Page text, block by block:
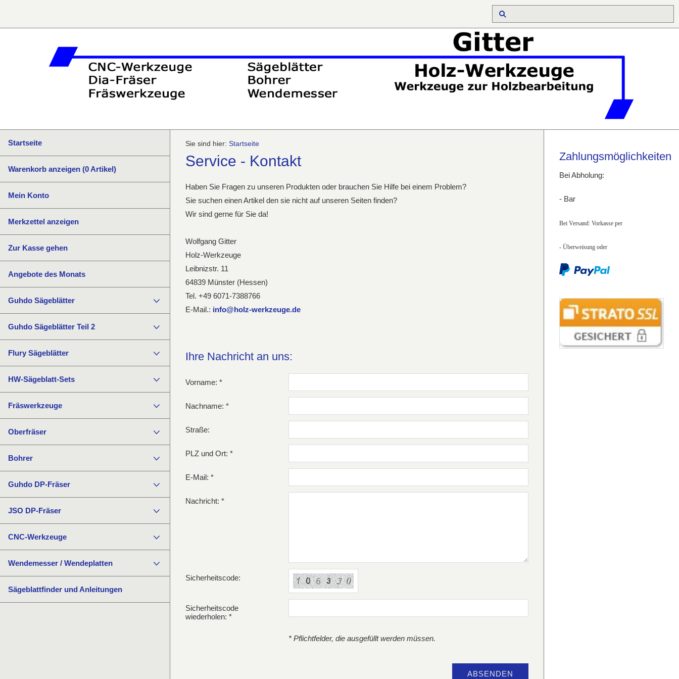
Startseite
Warenkorb anzeigen (0Artikel)
Mein Konto
Merkzettel anzeigen
Zur Kasse gehen
Angebote des Monats
Guhdo Sägeblätter
Guhdo Sägeblätter Teil 2
Flury Sägeblätter
HW-Sägeblatt-Sets
Fräswerkzeuge
Oberfräser
Bohrer
Guhdo DP-Fräser
JSO DP-Fräser
CNC-Werkzeuge
Wendemesser / Wendeplatten
Sägeblattfinder und Anleitungen
Sie sind hier: Startseite
Service - Kontakt
Haben Sie Fragen zu unseren Produkten oder brauchen Sie Hilfe bei einem Problem?
Sie suchen einen Artikel den sie nicht auf unseren Seiten finden?
Wir sind gerne für Sie da!
Wolfgang Gitter
Holz-Werkzeuge
Leibnizstr. 11
64839 Münster (Hessen)
Tel. +49 6071-7388766
E-Mail.: info@holz-werkzeuge.de
Ihre Nachricht an uns:
Vorname: *
Nachname: *
Straße:
PLZ und Ort: *
E-Mail: *
Nachricht: *
Sicherheitscode:
Sicherheitscode
wiederholen: *
* Pflichtfelder, die ausgefüllt werden müssen.
Zahlungsmöglichkeiten
Bei Abholung:
- Bar
Bei Versand: Vorkasse per
- Überweisung oder